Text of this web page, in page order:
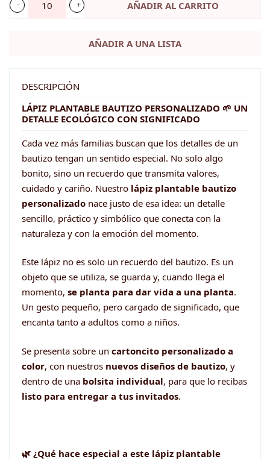
Lápiz
Personalizado
Detalle
invitados
ecológico
cantidad
AÑADIR AL CARRITO
AÑADIR A UNA LISTA
DESCRIPCIÓN
LÁPIZ PLANTABLE BAUTIZO PERSONALIZADO 🌱 UN
DETALLE ECOLÓGICO CON SIGNIFICADO
Cada vez más familias buscan que los detalles de un
bautizo tengan un sentido especial. No solo algo
bonito, sino un recuerdo que transmita valores,
cuidado y cariño. Nuestro lápiz plantable bautizo
personalizado nace justo de esa idea: un detalle
sencillo, práctico y simbólico que conecta con la
naturaleza y con la emoción del momento.
Este lápiz no es solo un recuerdo del bautizo. Es un
objeto que se utiliza, se guarda y, cuando llega el
momento, se planta para dar vida a una planta.
Un gesto pequeño, pero cargado de significado, que
encanta tanto a adultos como a niños.
Se presenta sobre un cartoncito personalizado a
color, con nuestros nuevos diseños de bautizo, y
dentro de una bolsita individual, para que lo recibas
listo para entregar a tus invitados.
🌿 ¿Qué hace especial a este lápiz plantable